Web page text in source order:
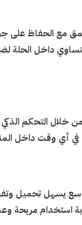
داخل الحلة
من خلال
في أي وقت
تحميل
استخدام مريحة